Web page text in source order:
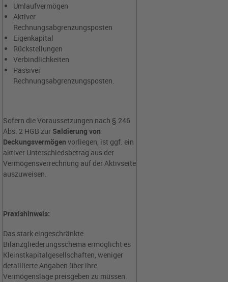
Umlaufvermögen
Aktiver
Rechnungsabgrenzungsposten
Eigenkapital
Rückstellungen
Verbindlichkeiten
Passiver
Rechnungsabgrenzungsposten.
Sofern die Voraussetzungen nach § 246
Abs. 2 HGB zur Saldierung von
Deckungsvermögen vorliegen, ist ggf. ein
aktiver Unterschiedsbetrag aus der
Vermögensverrechnung auf der Aktivseite
auszuweisen.
Praxishinweis:
Das stark eingeschränkte
Bilanzgliederungsschema ermöglicht es
Kleinstkapitalgesellschaften, weniger
detaillierte Angaben über ihre
Vermögenslage preisgeben zu müssen.